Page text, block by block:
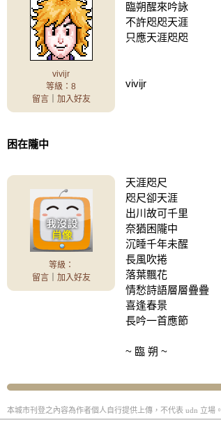
vivijr
等級：8
留言｜ 加入好友
臨朔醒來吟詠
不許咫咫天涯
只應天涯咫咫
vivijr
困在隴中
等級：
留言｜ 加入好友
天涯咫尺
咫尺卻天涯
出川故可千里
奈猶困隴中
沉睡千年未醒
長風吹捲
落葉飄花
情愁詩語層層疊疊
喜逢春景
長吟一首應節
~ 臨 朔 ~
本城市刊登之內容為作者個人自行提供上傳，不代表 udn 立場。